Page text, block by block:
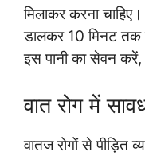
मिलाकर करना
डालकर 10 मिनट तक
इस पानी का सेवन करें,
वात रोग में
वातज रोगों से पीड़ित